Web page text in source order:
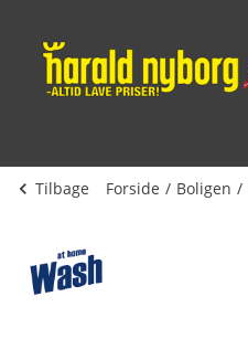
Tilbage Forside Boligen